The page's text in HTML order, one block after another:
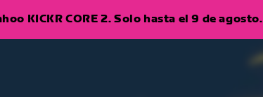
KICKR CORE 2. Solo hasta el 9 de agosto.